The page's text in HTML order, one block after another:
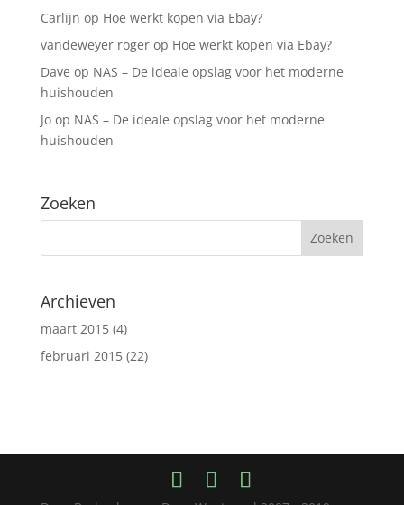
Carlijn op Hoe werkt kopen via Ebay?
vandeweyer rogerop Hoe werkt kopen via Ebay?
Dave op NAS – De ideale opslag voor het moderne
huishouden
Joop NAS – De ideale opslag voor het moderne
huishouden
Zoeken
Archieven
maart 2015(4)
februari 2015(22)